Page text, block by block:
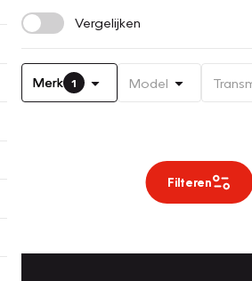
Vergelijken
Merk 1 Model
Filteren